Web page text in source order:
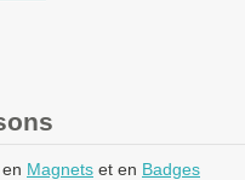
Magnets et en Badges